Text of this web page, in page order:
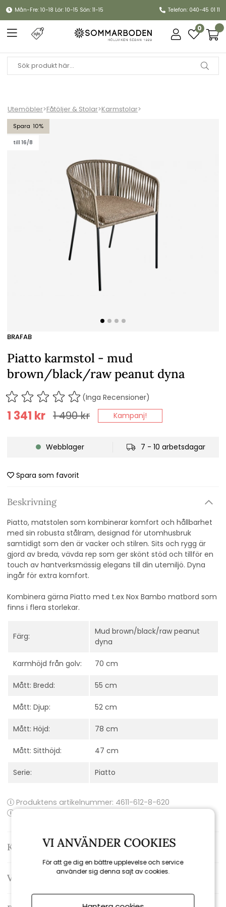
Mån-Fre: 10-18 Lör: 10-15 Sön: 11-15 Telefon: 040-45 01 11
0
Utemöbler>Fåtöljer & Stolar>Karmstolar>
10
till 16/8
Piatto karmstol - mud brown/black/raw peanut dyna
BRAFAB
Piatto karmstol - mud
brown/black/raw peanut dyna
(Inga Recensioner)
1 490kr
1 341 kr Kampanj!
Webblager 7 - 10 arbetsdagar
Spara som favorit
Beskrivning
Piatto, matstolen som kombinerar komfort och hållbarhet
med sin robusta stålram, designad för utomhusbruk
samtidigt som den är vacker och stilren. Sits och rygg är
gjord av breda, vävda rep som ger skönt stöd och tillför en
touch av hantverksmässig elegans till din utemiljö. Dyna
ingår för extra komfort.
Kombinera gärna Piatto med t.ex Nox Bambo matbord som
finns i flera storlekar.
Färg:
Mud brown/black/raw peanut
dyna
Karmhöjd från golv: 70 cm
Mått: Bredd: 55 cm
Mått: Djup: 52 cm
Mått: Höjd: 78 cm
Mått: Sitthöjd: 47 cm
Serie: Piatto
Produktens artikelnummer: 4611-612-8-620
Kontakta oss
Varumärke: Brafab
VI ANVÄNDER COOKIES
För att ge dig en bättre upplevelse och service
använder sig denna sajt av cookies.